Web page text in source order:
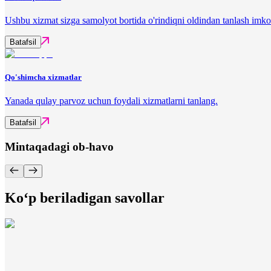
Ushbu xizmat sizga samolyot bortida o'rindiqni oldindan tanlash
Batafsil
Qo'shimcha xizmatlar
Yanada qulay parvoz uchun foydali xizmatlarni tanlang.
Batafsil
Mintaqadagi ob-havo
Ko‘p beriladigan savollar